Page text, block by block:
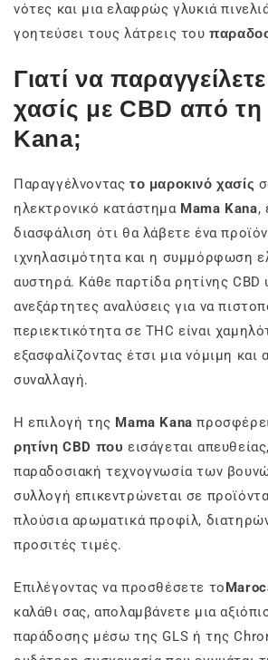
νότες και μια ελαφρώς γλυκιά
γοητεύσει τους λάτρεις του
Γιατί να
χασίς με CBD από τη
Kana;
Παραγγέλνοντας το μαροκινό χασίς
ηλεκτρονικό κατάστημα Mama Kana,
διασφάλιση ότι θα λάβετε ένα
ιχνηλασιμότητα και η συμμόρφωση
αυστηρά. Κάθε παρτίδα ρητίνης CBD
ανεξάρτητες αναλύσεις για να
περιεκτικότητα σε THC είναι
εξασφαλίζοντας έτσι μια νόμιμη και
συναλλαγή.
Η επιλογή της Mama Kana
ρητίνη CBD που εισάγεται
παραδοσιακή τεχνογνωσία των
συλλογή επικεντρώνεται σε
πλούσια αρωματικά προφίλ,
προσιτές τιμές.
Επιλέγοντας να προσθέσετε το
καλάθι σας, απολαμβάνετε μια
παράδοσης μέσω της GLS ή της